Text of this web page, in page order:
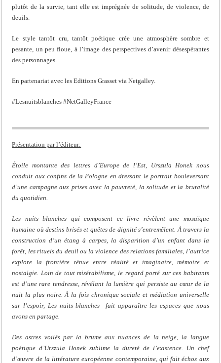
plutôt de la survie, tant elle est imprégnée de solitude, de violence, de
deuils.
Le style tantôt cru, tantôt poétique crée une atmosphère sombre et
pesante, un peu floue, à l’image des perspectives d’avenir désespérantes
des personnages.
En partenariat avec les Editions Grasset via Netgalley.
#Lesnuitsblanches #NetGalleyFrance
Présentation par l’éditeur:
Étoile montante des lettres d’Europe de l’Est, Urszula Honek nous
conduit aux confins de la Pologne en dressant le portrait bouleversant
d’une campagne aux prises avec la pauvreté, la solitude et la brutalité
du quotidien.
Les nuits blanches qui composent ce livre révèlent une mosaïque
humaine où destins brisés et quêtes de dignité s’entremêlent. À travers la
construction d’un étang à carpes, la disparition d’un enfant dans la
forêt, les rituels du deuil ou la violence des relations familiales, l’autrice
explore la frontière ténue entre réalité et imaginaire, mémoire et
nostalgie. Loin de tout misérabilisme, le regard porté sur ces habitants
est d’une rare tendresse, révélant la lumière qui persiste au cœur de la
nuit la plus noire. À la fois chronique sociale et médiation universelle
sur l’espoir, Les nuits blanches fait apparaître les espaces que nous
avons en partage.
Des astres voilés par la brume aux nuances de la neige, la langue
poétique d’Urszula Honek sublime la dureté de l’existence. Un chef
d’œuvre de la littérature européenne contemporaine, qui fait échos aux